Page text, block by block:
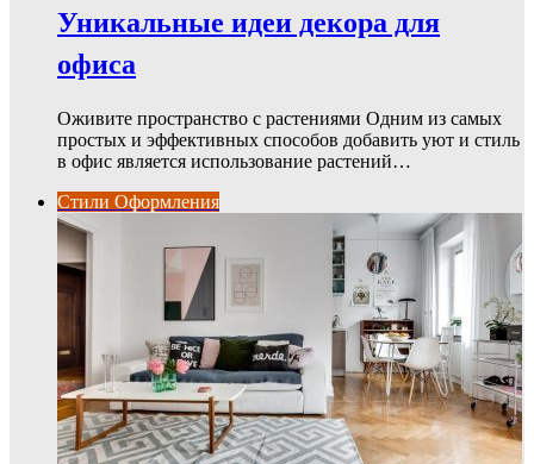
Уникальные идеи декора для
офиса
Оживите пространство с растениями Одним из самых
простых и эффективных способов добавить уют и стиль
в офис является использование растений…
Стили Оформления